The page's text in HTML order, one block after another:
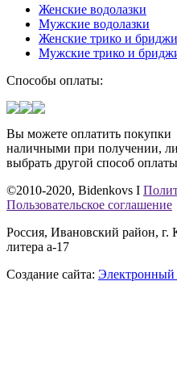
Женские водолазки
Мужские водолазки
Женские трико и бриджи
Мужские трико и
Способы оплаты:
Вы можете оплатить покупки
наличными при получении,
выбрать другой способ
©2010-2020, Bidenkovs I
Пользовательское соглашение
Россия, Ивановский район, г.
литера а-17
Создание сайта: Электронный